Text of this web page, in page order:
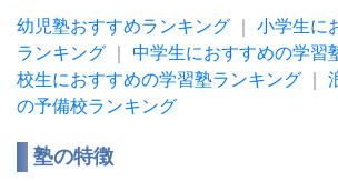
幼児塾おすすめランキング
小学生に
ランキング
中学生におすすめの学習
校生におすすめの学習塾ランキング
の予備校ランキング
塾の特徴